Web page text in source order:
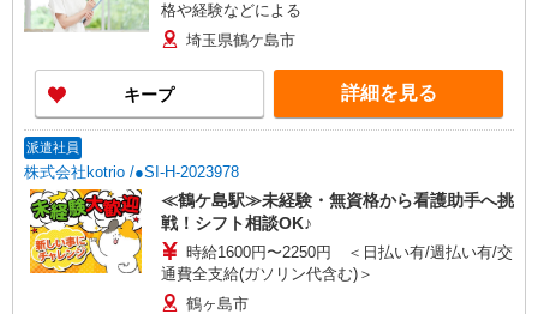
格や経験などによる
埼玉県鶴ケ島市
キープ 詳細を見る
派遣社員
株式会社kotrio /●SI-H-2023978
≪鶴ケ島駅≫未経験・無資格から看護助手へ挑
戦！シフト相談OK♪
時給1600円〜2250円 ＜日払い有/週払い有/交
通費全支給(ガソリン代含む)＞
鶴ヶ島市